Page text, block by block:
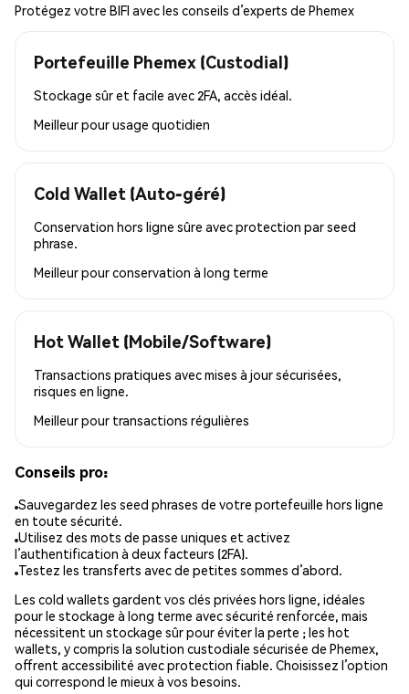
Protégez votre BIFI avec les conseils d’experts de Phemex
Portefeuille Phemex (Custodial)
Stockage sûr et facile avec 2FA, accès idéal.
Meilleur pourusage quotidien
Cold Wallet (Auto-géré)
Conservation hors ligne sûre avec protection par seed
phrase.
Meilleur pourconservation à long terme
Hot Wallet (Mobile/Software)
Transactions pratiques avec mises à jour sécurisées,
risques en ligne.
Meilleur pour transactions régulières
Conseils pro:
Sauvegardez les seed phrases de votre portefeuille hors ligne
en toute sécurité.
Utilisez des mots de passe uniques et activez
l’authentification à deux facteurs (2FA).
Testez les transferts avec de petites sommes d’abord.
Les cold wallets gardent vos clés privées hors ligne, idéales
pour le stockage à long terme avec sécurité renforcée, mais
nécessitent un stockage sûr pour éviter la perte ; les hot
wallets, y compris la solution custodiale sécurisée de Phemex,
offrent accessibilité avec protection fiable. Choisissez l’option
qui correspond le mieux à vos besoins.